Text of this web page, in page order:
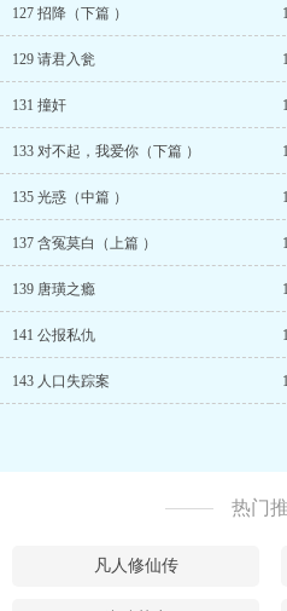
127 招降（下篇 ）
129 请君入瓮
131 撞奸
133 对不起，我爱你（下篇 ）
135 光惑（中篇 ）
137 含冤莫白（上篇 ）
139 唐璜之瘾
141 公报私仇
143 人口失踪案
热门
凡人修仙传